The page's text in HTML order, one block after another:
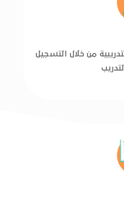
من خلال التسجيل